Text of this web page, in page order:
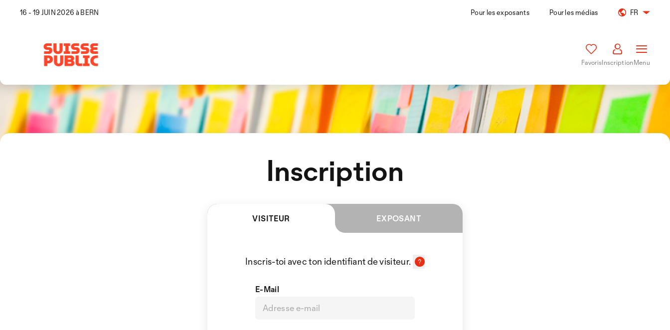
16 - 19 JUIN 2026 à BERN Pour les exposants Pour les médias FR
FavorisInscriptionMenu
Inscription
VISITEUR EXPOSANT
Inscris-toi avec ton identifiant de visiteur.
E-Mail